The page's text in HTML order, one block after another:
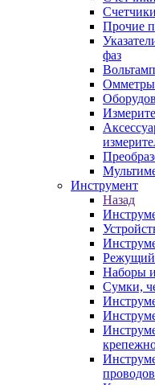
Прочие
фаз
Омметры
Инструмент
Назад
Режущий
Наборы
Сумки,
проводов